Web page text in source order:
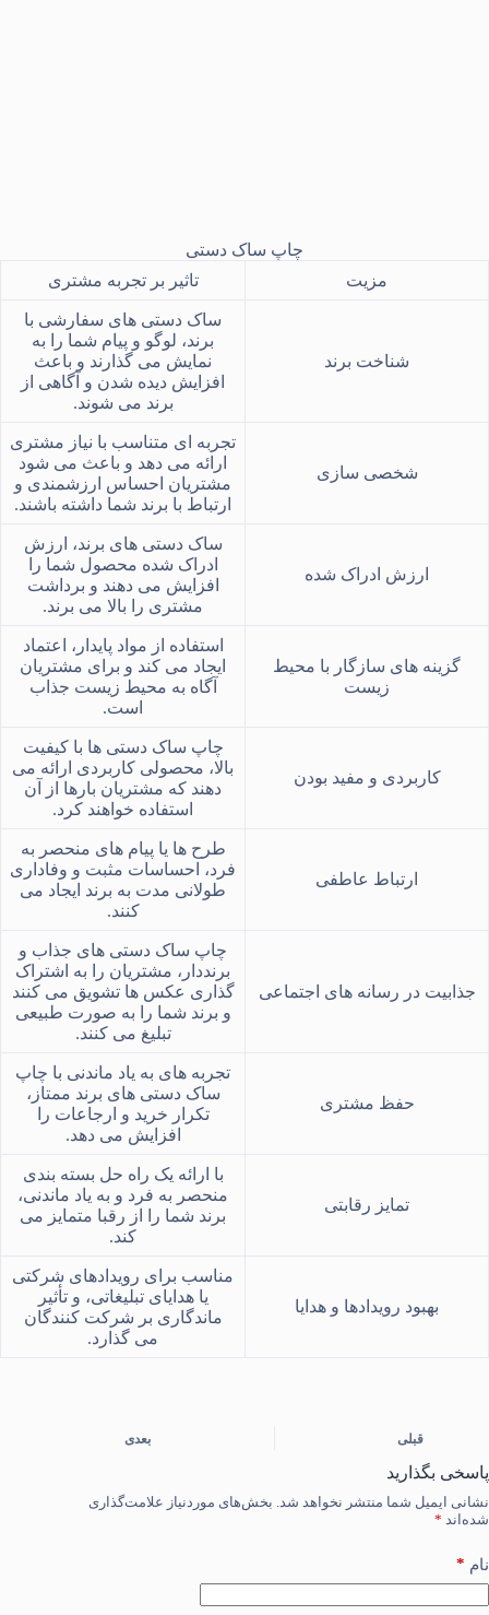
چاپ ساک دستی
مزیت
تاثیر بر تجربه مشتری
شناخت برند
ساک دستی های سفارشی با
برند، لوگو و پیام شما را به
نمایش می‌ گذارند و باعث
افزایش دیده شدن و آگاهی از
برند می ‌شوند.
شخصی ‌سازی
تجربه ‌ای متناسب با نیاز مشتری
ارائه می ‌دهد و باعث می ‌شود
مشتریان احساس ارزشمندی و
ارتباط با برند شما داشته باشند.
ارزش ادراک ‌شده
ساک دستی های برند، ارزش
ادراک‌ شده محصول شما را
افزایش می ‌دهند و برداشت
مشتری را بالا می‌ برند.
گزینه ‌های سازگار با محیط
زیست
استفاده از مواد پایدار، اعتماد
ایجاد می‌ کند و برای مشتریان
آگاه به محیط زیست جذاب
است.
کاربردی و مفید بودن
چاپ ساک دستی ‌ها با کیفیت
بالا، محصولی کاربردی ارائه می
‌دهند که مشتریان بارها از آن
استفاده خواهند کرد.
ارتباط عاطفی
طرح‌ ها یا پیام ‌های منحصر به
فرد، احساسات مثبت و وفاداری
طولانی‌ مدت به برند ایجاد می
‌کنند.
جذابیت در رسانه‌ های اجتماعی
چاپ ساک دستی های جذاب و
برنددار، مشتریان را به اشتراک
‌گذاری عکس ‌ها تشویق می ‌کنند
و برند شما را به صورت طبیعی
تبلیغ می ‌کنند.
حفظ مشتری
تجربه ‌های به یاد ماندنی با چاپ
ساک دستی های برند ممتاز،
تکرار خرید و ارجاعات را
افزایش می‌ دهد.
تمایز رقابتی
با ارائه یک راه‌ حل بسته ‌بندی
منحصر به فرد و به یاد ماندنی،
برند شما را از رقبا متمایز می
‌کند.
بهبود رویدادها و هدایا
مناسب برای رویدادهای شرکتی
یا هدایای تبلیغاتی، و تأثیر
ماندگاری بر شرکت ‌کنندگان
می‌ گذارد.
قبلی بعدی
پاسخی بگذارید
نشانی ایمیل شما منتشر نخواهد شد. بخش‌های موردنیاز علامت‌گذاری
شده‌اند *
نام *